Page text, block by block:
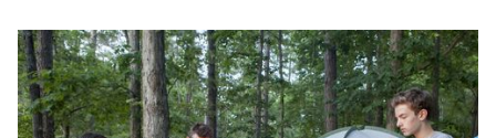
Take notes, want we hebben de leukste plekken
voor je op een rijtje gezet.